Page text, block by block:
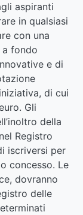
aspiranti
in qualsiasi
con una
fondo
e di
di cui
Gli
della
Registro
iscriversi per
concesso. Le
dovranno
delle